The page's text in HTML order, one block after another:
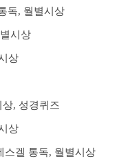
독, 월별시상
시상
상
, 성경퀴즈
상
스겔 통독, 월별시상